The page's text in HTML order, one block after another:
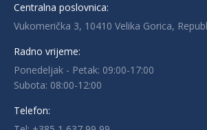
Centralna poslovnica:
Vukomerička 3, 10410 Velika Gorica,
Radno vrijeme:
Ponedeljak - Petak: 09:00-17:00
Subota: 08:00-12:00
Telefon: